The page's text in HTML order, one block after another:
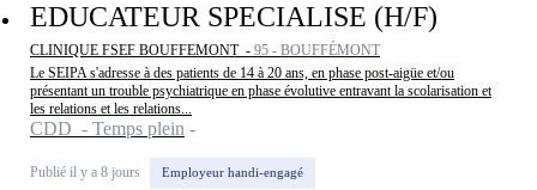
EDUCATEUR SPECIALISE (H/F)
CLINIQUE FSEF BOUFFEMONT - 95 - BOUFFÉMONT
Le SEIPA s'adresse à des patients de 14 à 20 ans, en phase post-aigüe et/ou
présentant un trouble psychiatrique en phase évolutive entravant la scolarisation et
les relations et les relations...
CDD - Temps plein
Publié il y a 8 jours Employeur handi-engagé